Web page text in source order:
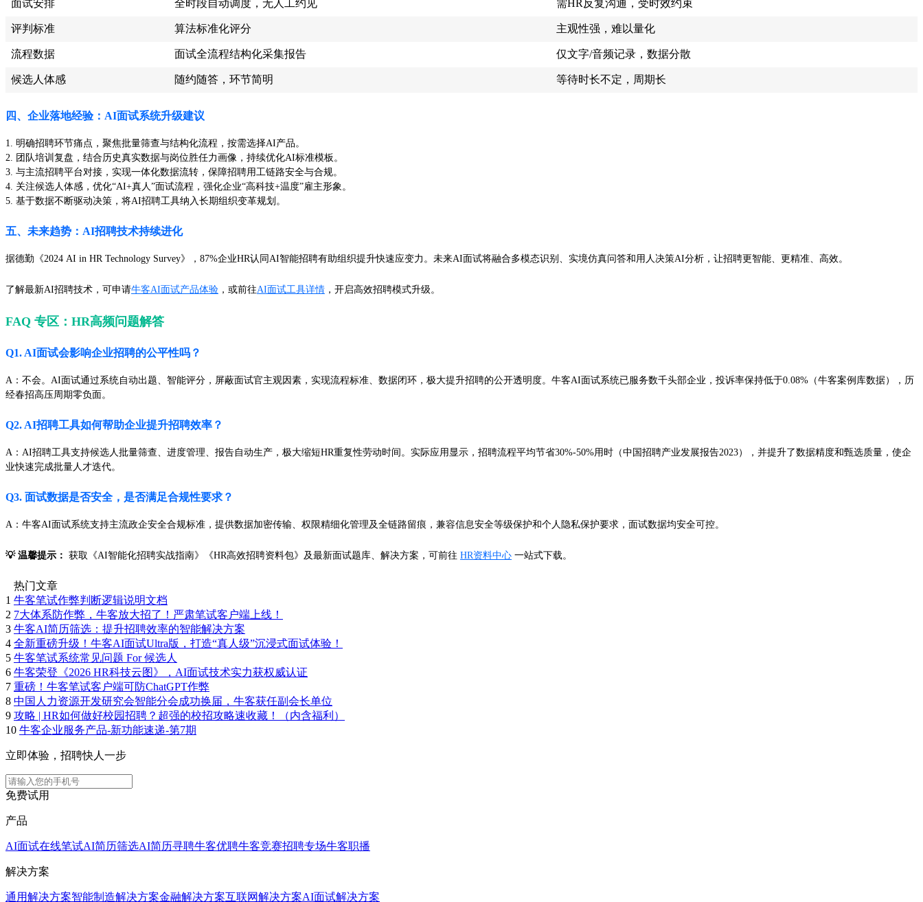
面试安排 全时段自动调度，无人工约见 需HR反复沟通，受时效约束
评判标准 算法标准化评分 主观性强，难以量化
流程数据 面试全流程结构化采集报告 仅文字/音频记录，数据分散
候选人体感 随约随答，环节简明 等待时长不定，周期长
四、企业落地经验：AI面试系统升级建议
1. 明确招聘环节痛点，聚焦批量筛查与结构化流程，按需选择AI产品。
2. 团队培训复盘，结合历史真实数据与岗位胜任力画像，持续优化AI标准模板。
3. 与主流招聘平台对接，实现一体化数据流转，保障招聘用工链路安全与合规。
4. 关注候选人体感，优化“AI+真人”面试流程，强化企业“高科技+温度”雇主形象。
5. 基于数据不断驱动决策，将AI招聘工具纳入长期组织变革规划。
五、未来趋势：AI招聘技术持续进化
据德勤《2024 AI in HR Technology Survey》，87%企业HR认同AI智能招聘有助组织提升快速应变力。未来AI面试将融合多模态识别、实境仿真问答和用人决策AI分析，让招聘更智能、更精准、高效。
了解最新AI招聘技术，可申请牛客AI面试产品体验 ，或前往AI面试工具详情 ，开启高效招聘模式升级。
FAQ 专区：HR高频问题解答
Q1. AI面试会影响企业招聘的公平性吗？
A：不会。AI面试通过系统自动出题、智能评分，屏蔽面试官主观因素，实现流程标准、数据闭环，极大提升招聘的公开透明度。牛客AI面试系统已服务数千头部企业，投诉率保持低于0.08%（牛客案例库数据），历
经春招高压周期零负面。
Q2. AI招聘工具如何帮助企业提升招聘效率？
A：AI招聘工具支持候选人批量筛查、进度管理、报告自动生产，极大缩短HR重复性劳动时间。实际应用显示，招聘流程平均节省30%-50%用时（中国招聘产业发展报告2023），并提升了数据精度和甄选质量，使企
业快速完成批量人才迭代。
Q3. 面试数据是否安全，是否满足合规性要求？
A：牛客AI面试系统支持主流政企安全合规标准，提供数据加密传输、权限精细化管理及全链路留痕，兼容信息安全等级保护和个人隐私保护要求，面试数据均安全可控。
💡 温馨提示： 获取《AI智能化招聘实战指南》《HR高效招聘资料包》及最新面试题库、解决方案，可前往 HR资料中心 一站式下载。
热门文章
1 牛客笔试作弊判断逻辑说明文档
2 7大体系防作弊，牛客放大招了！严肃笔试客户端上线！
3 牛客AI简历筛选：提升招聘效率的智能解决方案
4 全新重磅升级！牛客AI面试Ultra版，打造“真人级”沉浸式面试体验！
5 牛客笔试系统常见问题 For 候选人
6 牛客荣登《2026 HR科技云图》，AI面试技术实力获权威认证
7 重磅！牛客笔试客户端可防ChatGPT作弊
8 中国人力资源开发研究会智能分会成功换届，牛客获任副会长单位
9 攻略 | HR如何做好校园招聘？超强的校招攻略速收藏！（内含福利）
10 牛客企业服务产品-新功能速递-第7期
立即体验，招聘快人一步
免费试用
产品
AI面试在线笔试AI简历筛选AI简历寻聘牛客优聘牛客竞赛招聘专场牛客职播
解决方案
通用解决方案智能制造解决方案金融解决方案互联网解决方案AI面试解决方案